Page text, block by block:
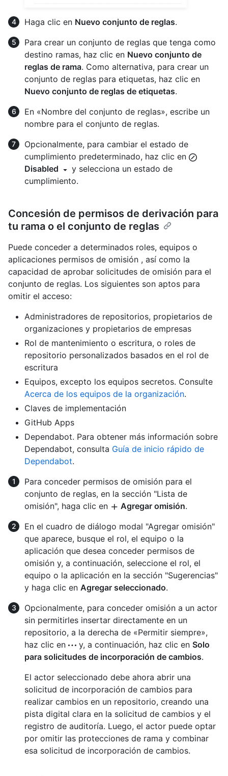
Haga clic en Nuevo conjunto de reglas.
Para crear un conjunto de reglas que tenga como
destino ramas, haz clic en Nuevo conjunto de
reglas de rama. Como alternativa, para crear un
conjunto de reglas para etiquetas, haz clic en
Nuevo conjunto de reglas de etiquetas.
En «Nombre del conjunto de reglas», escribe un
nombre para el conjunto de reglas.
Opcionalmente, para cambiar el estado de
cumplimiento predeterminado, haz clic en
Disabled
y selecciona un estado de
cumplimiento.
Concesión de permisos de derivación para
tu rama o el conjunto de reglas
Puede conceder a determinados roles, equipos o
aplicaciones permisos de omisión , así como la
capacidad de aprobar solicitudes de omisión para el
conjunto de reglas. Los siguientes son aptos para
omitir el acceso:
Administradores de repositorios, propietarios de
organizaciones y propietarios de empresas
Rol de mantenimiento o escritura, o roles de
repositorio personalizados basados en el rol de
escritura
Equipos, excepto los equipos secretos. Consulte
Acerca de los equipos de la organización.
Claves de implementación
GitHub Apps
Dependabot. Para obtener más información sobre
Dependabot, consulta Guía de inicio rápido de
Dependabot.
Para conceder permisos de omisión para el
conjunto de reglas, en la sección "Lista de
omisión", haga clic en
Agregar omisión.
En el cuadro de diálogo modal "Agregar omisión"
que aparece, busque el rol, el equipo o la
aplicación que desea conceder permisos de
omisión y, a continuación, seleccione el rol, el
equipo o la aplicación en la sección "Sugerencias"
y haga clic en Agregar seleccionado.
Opcionalmente, para conceder omisión a un actor
sin permitirles insertar directamente en un
repositorio, a la derecha de «Permitir siempre»,
haz clic en
y, a continuación, haz clic en Solo
para solicitudes de incorporación de cambios.
El actor seleccionado debe ahora abrir una
solicitud de incorporación de cambios para
realizar cambios en un repositorio, creando una
pista digital clara en la solicitud de cambios y el
registro de auditoría. Luego, el actor puede optar
por omitir las protecciones de rama y combinar
esa solicitud de incorporación de cambios.